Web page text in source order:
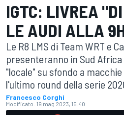
IGTC: LIVREA
LE AUDI ALLA
Le R8 LMS di Team WRT e
presenteranno in Sud
"locale" su sfondo a
l'ultimo round della serie
Francesco Corghi
Modificato: 19 mag 2023, 15:40